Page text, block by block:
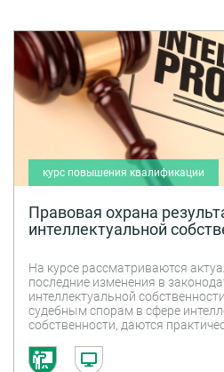
курс повышения квалификации
Правовая охрана
интеллектуальной
На курсе рассматриваются
последние изменения в
интеллектуальной
судебным спорам в сфере
собственности, даются
интеллектуальной собственности.